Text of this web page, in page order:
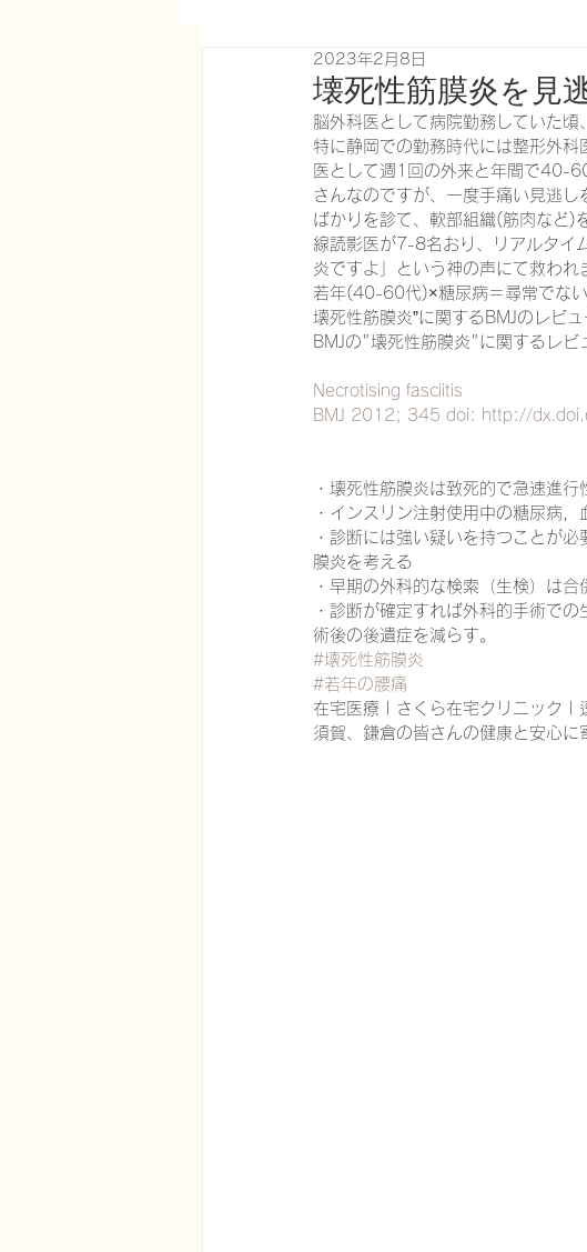
栄養管理を科学する
がん緩和ケア医療を科学する 鬱滞性皮
慢性難治性疼痛に対する脊髄刺激療法を科学
在宅医療におけるエコーを科学する 創
在宅医療における認知症治療 一緒に働
エビデンスに基づく健康情報 攻めの栄
認知症について家族へ向けて 認知症の
神経障害性疼痛疼痛を科学する
壊死性筋膜炎を見
2023年2月8日
脳外科医として病院勤務していた頃
特に静岡での勤務時代には整形外
医として週1回の外来と年間で40-
さんなのですが、一度手痛い見逃
ばかりを診て、軟部組織(筋肉など)
線読影医が7-8名おり、リアルタイ
炎ですよ」という神の声にて救わ
若年(40-60代)×糖尿病＝尋常でない
壊死性筋膜炎”に関するBMJのレビュ
BMJの"壊死性筋膜炎"に関するレ
Necrotising fasciitis
BMJ 2012; 345 doi: http://
・壊死性筋膜炎は致死的で急速進
・インスリン注射使用中の糖尿病
・診断には強い疑いを持つことが
膜炎を考える
・早期の外科的な検索（生検）は
・診断が確定すれば外科的手術で
術後の後遺症を減らす。
#壊死性筋膜炎
#若年の腰痛
在宅医療 | さくら在宅クリニック |
須賀、鎌倉の皆さんの健康と安心に